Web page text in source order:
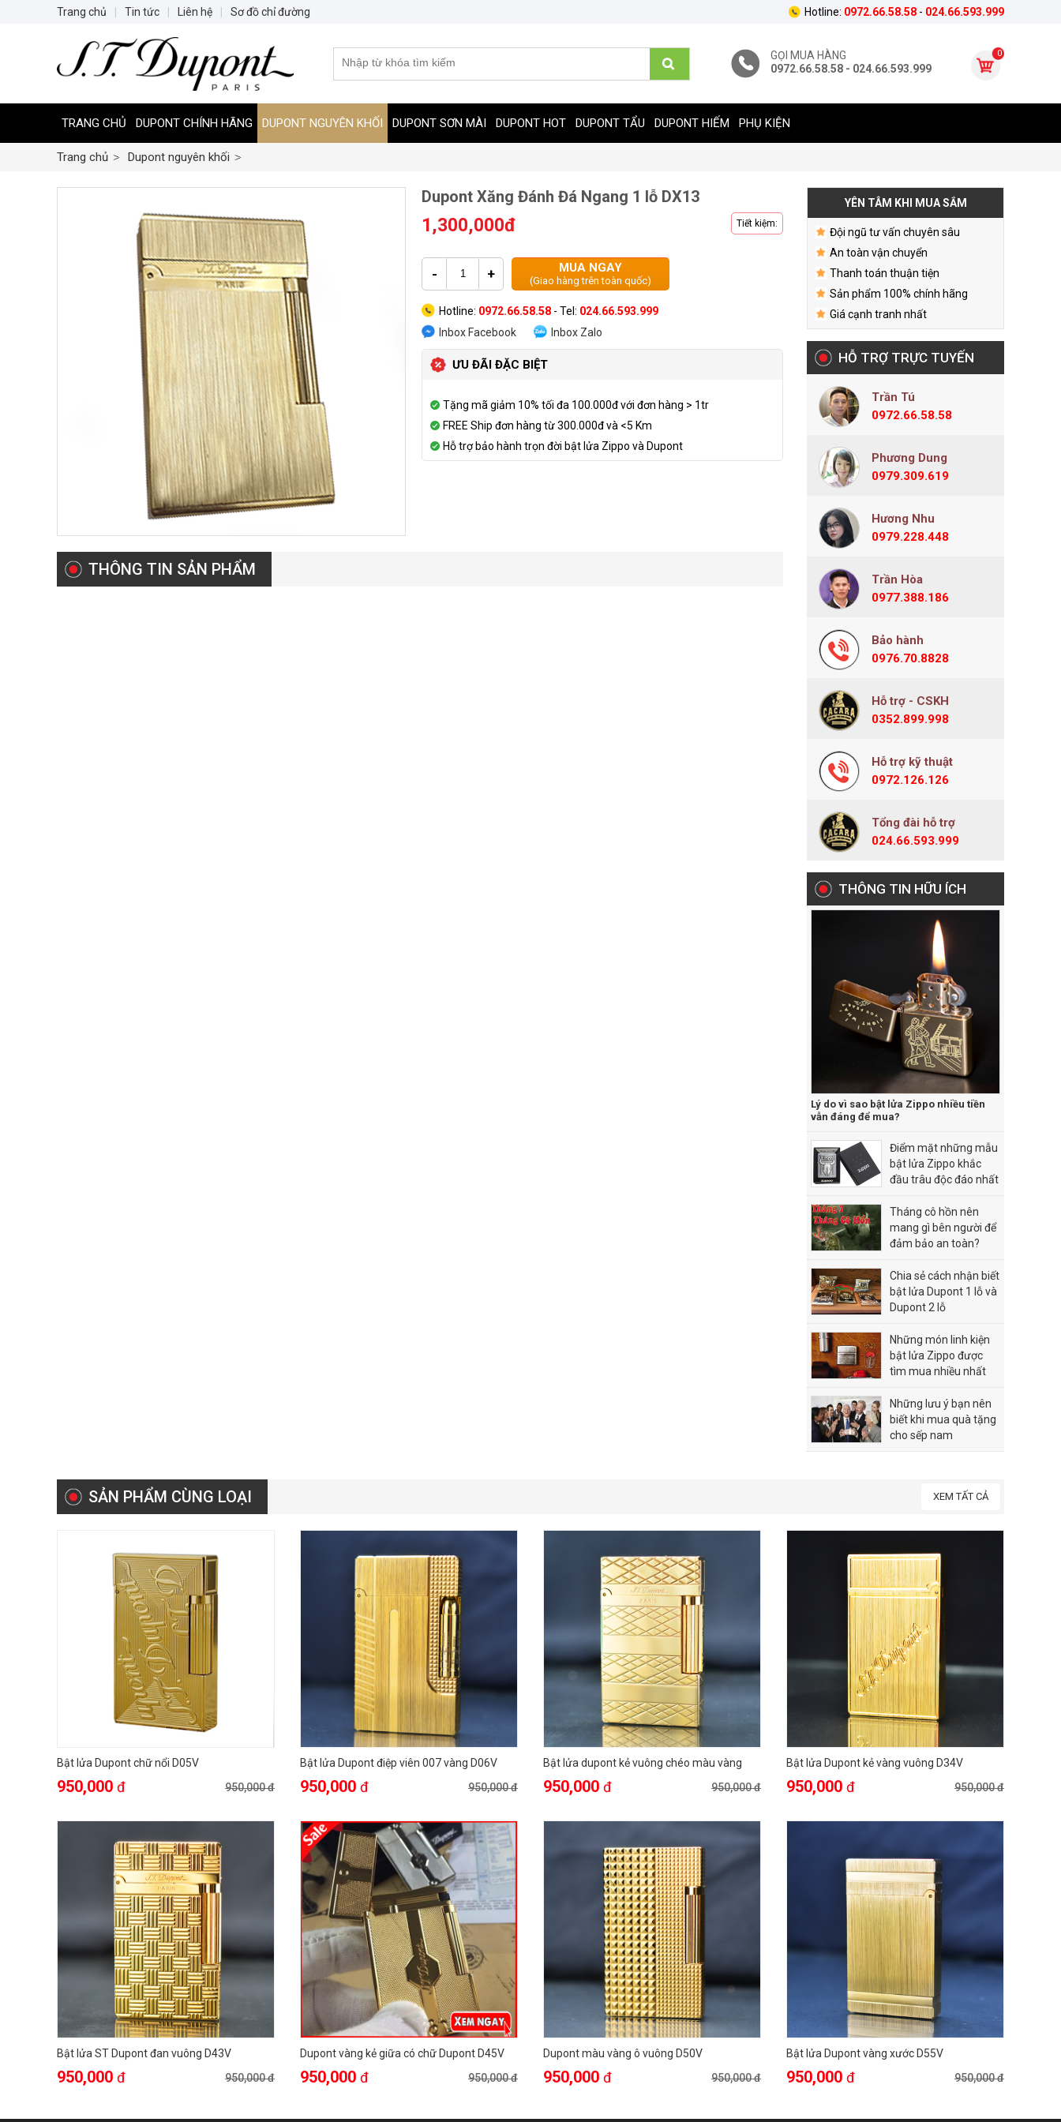
0
GỌI MUA HÀNG
0972.66.58.58 - 024.66.593.999
TRANG CHỦ DUPONT CHÍNH HÃNG DUPONT NGUYÊN KHỐI DUPONT SƠN MÀI DUPONT HOT DUPONT TẨU DUPONT HIẾM PHỤ KIỆN
Trang chủ Dupont nguyên khối
Dupont Xăng Đánh Đá Ngang 1 lỗ DX13
Tiết kiệm:
1,300,000đ
- + MUA NGAY
(Giao hàng trên toàn quốc)
Hotline: 0972.66.58.58 - Tel: 024.66.593.999
Inbox Facebook
Inbox Zalo
ƯU ĐÃI ĐẶC BIỆT
Tặng mã giảm 10% tối đa 100.000đ với đơn hàng > 1tr
FREE Ship đơn hàng từ 300.000đ và <5 Km
Hỗ trợ bảo hành trọn đời bật lửa Zippo và Dupont
THÔNG TIN SẢN PHẨM
YÊN TÂM KHI MUA SẮM
Đội ngũ tư vấn chuyên sâu
An toàn vận chuyển
Thanh toán thuận tiện
Sản phẩm 100% chính hãng
Giá cạnh tranh nhất
HỖ TRỢ TRỰC TUYẾN
Trần Tú
0972.66.58.58
Phương Dung
0979.309.619
Hương Nhu
0979.228.448
Trần Hòa
0977.388.186
Bảo hành
0976.70.8828
Hỗ trợ - CSKH
0352.899.998
Hỗ trợ kỹ thuật
0972.126.126
Tổng đài hỗ trợ
024.66.593.999
THÔNG TIN HỮU ÍCH
Lý do vì sao bật lửa Zippo nhiều tiền
vẫn đáng để mua?
Điểm mặt những mẫu
bật lửa Zippo khắc
đầu trâu độc đáo nhất
Tháng cô hồn nên
mang gì bên người để
đảm bảo an toàn?
Chia sẻ cách nhận biết
bật lửa Dupont 1 lỗ và
Dupont 2 lỗ
Những món linh kiện
bật lửa Zippo được
tìm mua nhiều nhất
hiện nay
Những lưu ý bạn nên
biết khi mua quà tặng
cho sếp nam
XEM TẤT CẢ
SẢN PHẨM CÙNG LOẠI
Bật lửa Dupont chữ nổi D05V
950,000 đ
950,000 đ
Bật lửa Dupont điệp viên 007 vàng D06V
950,000 đ
950,000 đ
Bật lửa dupont kẻ vuông chéo màu vàng
D16V
950,000 đ
950,000 đ
Bật lửa Dupont kẻ vàng vuông D34V
950,000 đ
950,000 đ
Bật lửa ST Dupont đan vuông D43V
950,000 đ
950,000 đ
Dupont vàng kẻ giữa có chữ Dupont D45V
950,000 đ
950,000 đ
Dupont màu vàng ô vuông D50V
950,000 đ
950,000 đ
Bật lửa Dupont vàng xước D55V
950,000 đ
950,000 đ
Hotline: 0972.66.58.58 - 024.66.593.999
Trang chủ Tin tức Liên hệ Sơ đồ chỉ đường